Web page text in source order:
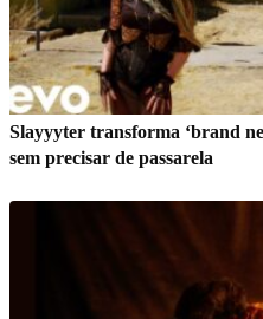
Slayyyter transforma ‘brand
sem precisar de passarela